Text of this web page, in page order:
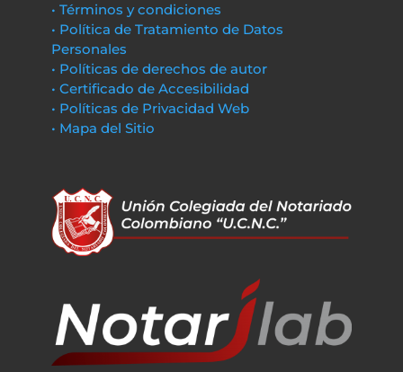
• Términos y condiciones
• Política de Tratamiento de Datos
Personales
• Políticas de derechos de autor
• Certificado de Accesibilidad
• Políticas de Privacidad Web
• Mapa del Sitio